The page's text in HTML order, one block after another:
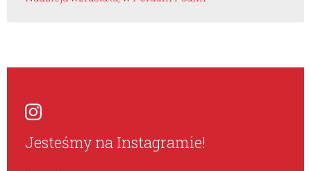
Jesteśmy na Instagramie!